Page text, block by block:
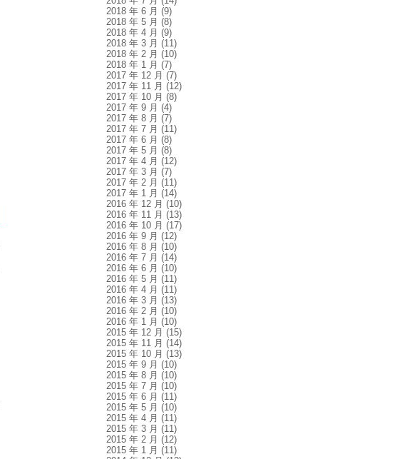
2018 年 6 月 (9)
2018 年 5 月 (8)
2018 年 4 月 (9)
2018 年 3 月 (11)
2018 年 2 月 (10)
2018 年 1 月 (7)
2017 年 12 月 (7)
2017 年 11 月 (12)
2017 年 10 月 (8)
2017 年 9 月 (4)
2017 年 8 月 (7)
2017 年 7 月 (11)
2017 年 6 月 (8)
2017 年 5 月 (8)
2017 年 4 月 (12)
2017 年 3 月 (7)
2017 年 2 月 (11)
2017 年 1 月 (14)
2016 年 12 月 (10)
2016 年 11 月 (13)
2016 年 10 月 (17)
2016 年 9 月 (12)
2016 年 8 月 (10)
2016 年 7 月 (14)
2016 年 6 月 (10)
2016 年 5 月 (11)
2016 年 4 月 (11)
2016 年 3 月 (13)
2016 年 2 月 (10)
2016 年 1 月 (10)
2015 年 12 月 (15)
2015 年 11 月 (14)
2015 年 10 月 (13)
2015 年 9 月 (10)
2015 年 8 月 (10)
2015 年 7 月 (10)
2015 年 6 月 (11)
2015 年 5 月 (10)
2015 年 4 月 (11)
2015 年 3 月 (11)
2015 年 2 月 (12)
2015 年 1 月 (11)